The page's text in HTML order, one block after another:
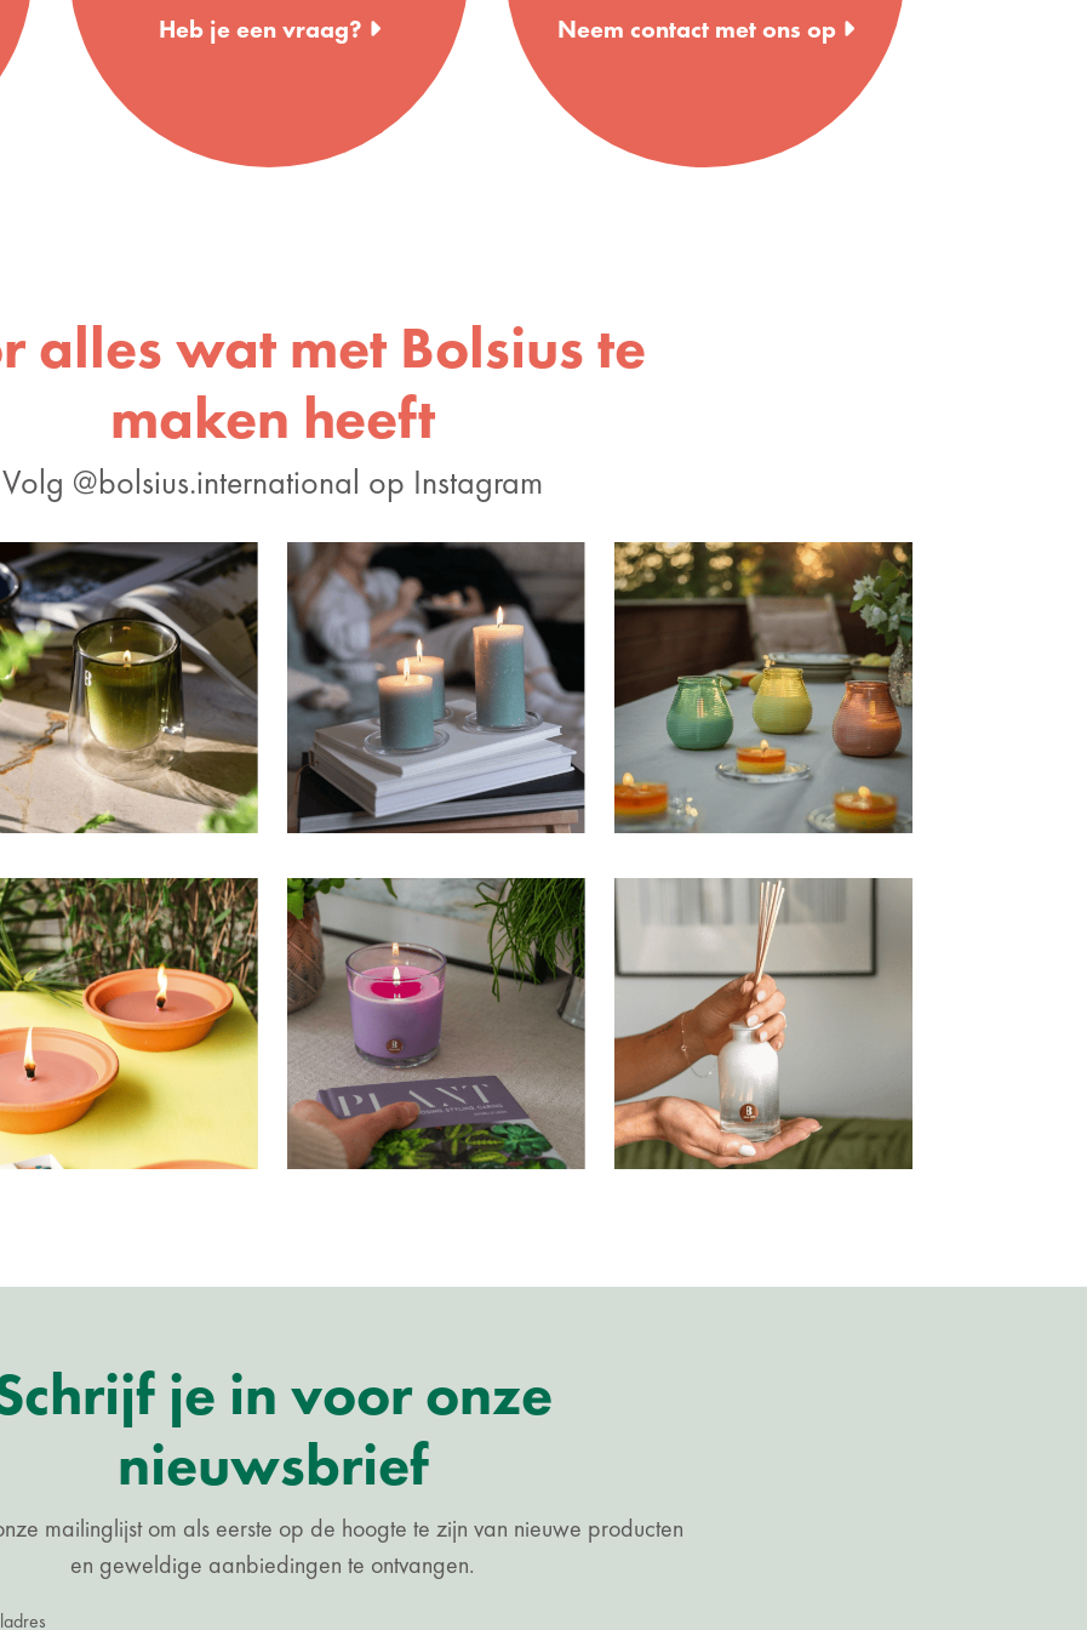
Heb je een vraag? Neem contact met ons op
alles wat met Bolsius te
maken heeft
Volg @bolsius.international op Instagram
je in voor onze
nieuwsbrief
mailinglijst om als eerste op de hoogte te zijn van nieuwe producten
en geweldige aanbiedingen te ontvangen.